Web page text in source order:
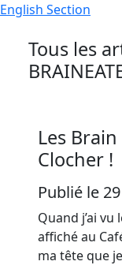
English Section
Tous les
Les
Clocher !
Publié le
Quand j’ai vu
affiché au
ma tête que